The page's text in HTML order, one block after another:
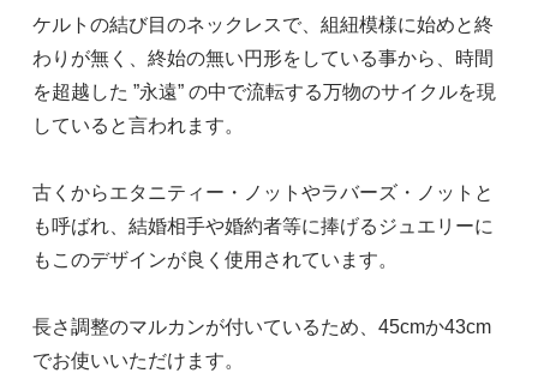
ケルトの結び目のネックレスで、組紐模様に始めと終
わりが無く、終始の無い円形をしている事から、時間
を超越した ”永遠” の中で流転する万物のサイクルを現
していると言われます。
古くからエタニティー・ノットやラバーズ・ノットと
も呼ばれ、結婚相手や婚約者等に捧げるジュエリーに
もこのデザインが良く使用されています。
長さ調整のマルカンが付いているため、45cmか43cm
でお使いいただけます。